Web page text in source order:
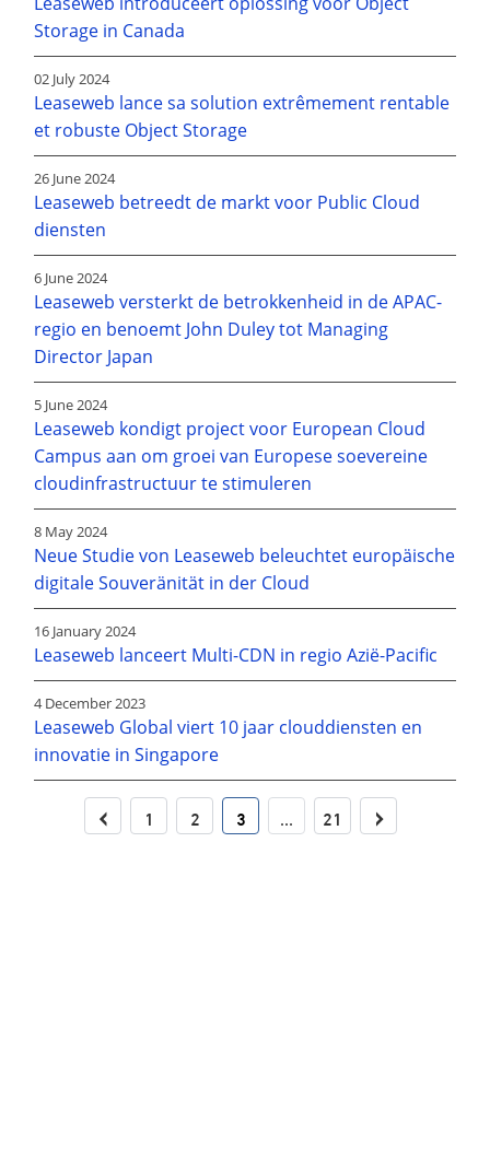
Storage in Canada
02 July 2024
Leaseweb lance sa solution extrêmement rentable
et robuste Object Storage
26 June 2024
Leaseweb betreedt de markt voor Public Cloud
diensten
6 June 2024
Leaseweb versterkt de betrokkenheid in de APAC-
regio en benoemt John Duley tot Managing
Director Japan
5 June 2024
Leaseweb kondigt project voor European Cloud
Campus aan om groei van Europese soevereine
cloudinfrastructuur te stimuleren
8 May 2024
Neue Studie von Leaseweb beleuchtet europäische
digitale Souveränität in der Cloud
16 January 2024
Leaseweb lanceert Multi-CDN in regio Azië-Pacific
4 December 2023
Leaseweb Global viert 10 jaar clouddiensten en
innovatie in Singapore
‹ 1 2 3 ... 21 ›